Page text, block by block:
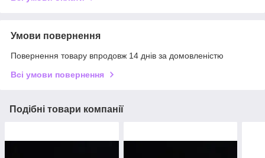
Умови повернення
Повернення товару впродовж 14 днів за домовленістю
Всі умови повернення
Подібні товари компанії